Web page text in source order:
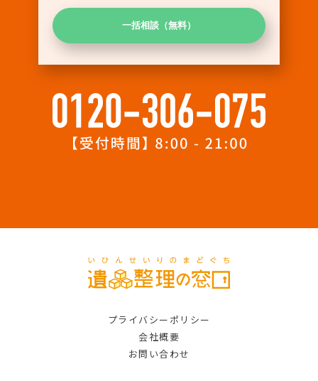
プライバシーポリシー
会社概要
お問い合わせ